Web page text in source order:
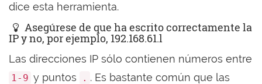
dice esta herramienta.
Asegúrese de que ha escrito correctamente la
IP y no, por ejemplo, 192.168.61.l
Las direcciones IP sólo contienen números entre
1-9 y puntos . . Es bastante común que las